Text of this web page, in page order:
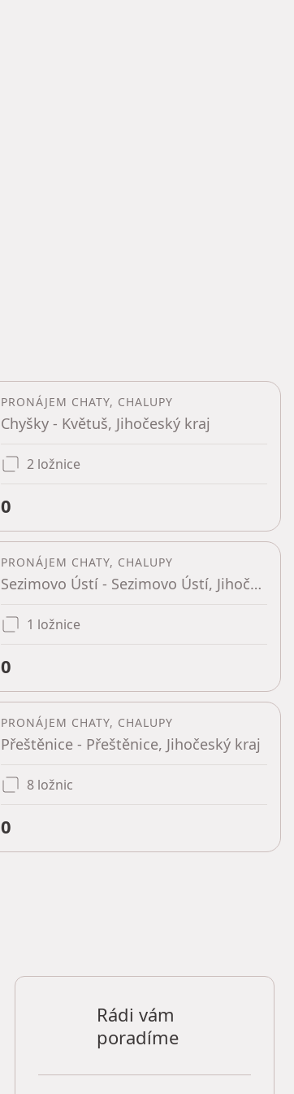
PRONÁJEM CHATY, CHALUPY
Chyšky - Květuš, Jihočeský kraj
2 ložnice
0
PRONÁJEM CHATY, CHALUPY
Sezimovo Ústí - Sezimovo Ústí, Jihočeský kraj
1 ložnice
0
PRONÁJEM CHATY, CHALUPY
Přeštěnice - Přeštěnice, Jihočeský kraj
8 ložnic
0
Rádi vám
poradíme